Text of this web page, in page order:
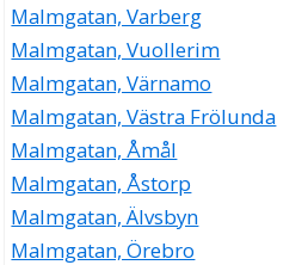
Malmgatan, Varberg
Malmgatan, Vuollerim
Malmgatan, Värnamo
Malmgatan, Västra Frölunda
Malmgatan, Åmål
Malmgatan, Åstorp
Malmgatan, Älvsbyn
Malmgatan, Örebro